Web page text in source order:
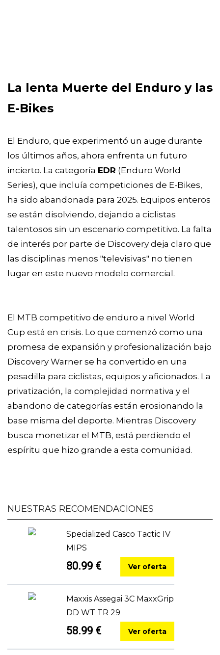
La lenta Muerte del Enduro y las
E-Bikes
El Enduro, que experimentó un auge durante
los últimos años, ahora enfrenta un futuro
incierto. La categoría EDR (Enduro World
Series), que incluía competiciones de E-Bikes,
ha sido abandonada para 2025. Equipos enteros
se están disolviendo, dejando a ciclistas
talentosos sin un escenario competitivo. La falta
de interés por parte de Discovery deja claro que
las disciplinas menos "televisivas" no tienen
lugar en este nuevo modelo comercial.
El MTB competitivo de enduro a nivel World
Cup está en crisis. Lo que comenzó como una
promesa de expansión y profesionalización bajo
Discovery Warner se ha convertido en una
pesadilla para ciclistas, equipos y aficionados. La
privatización, la complejidad normativa y el
abandono de categorías están erosionando la
base misma del deporte. Mientras Discovery
busca monetizar el MTB, está perdiendo el
espíritu que hizo grande a esta comunidad.
NUESTRAS RECOMENDACIONES
Specialized Casco Tactic IV
MIPS
80.99 € Ver oferta
Maxxis Assegai 3C MaxxGrip
DD WT TR 29
58.99 € Ver oferta